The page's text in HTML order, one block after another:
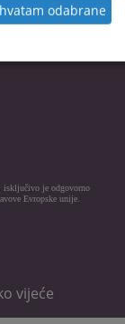
isključivo je odgovorno
Evropske unije.
vijeće
odabrane